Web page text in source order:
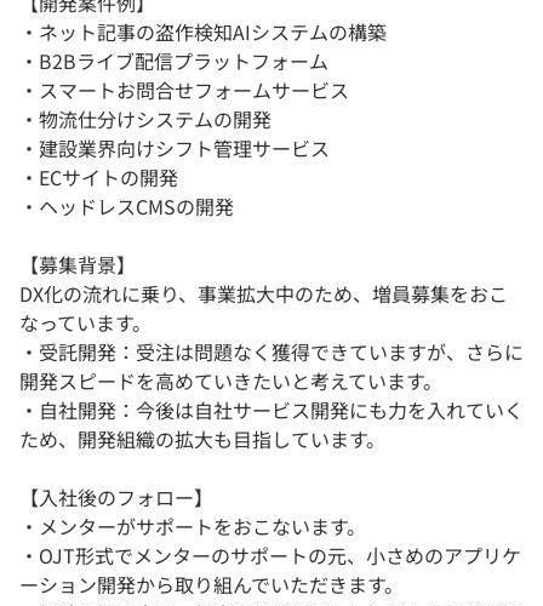
・ネット記事の盗作検知AIシステムの構築
・B2Bライブ配信プラットフォーム
・スマートお問合せフォームサービス
・物流仕分けシステムの開発
・建設業界向けシフト管理サービス
・ECサイトの開発
・ヘッドレスCMSの開発
【募集背景】
DX化の流れに乗り、事業拡大中のため、増員募集をおこ
なっています。
・受託開発：受注は問題なく獲得できていますが、さらに
開発スピードを高めていきたいと考えています。
・自社開発：今後は自社サービス開発にも力を入れていく
ため、開発組織の拡大も目指しています。
【入社後のフォロー】
・メンターがサポートをおこないます。
・OJT形式でメンターのサポートの元、小さめのアプリケ
ーション開発から取り組んでいただきます。